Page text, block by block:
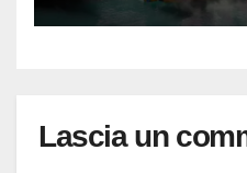
Lascia un